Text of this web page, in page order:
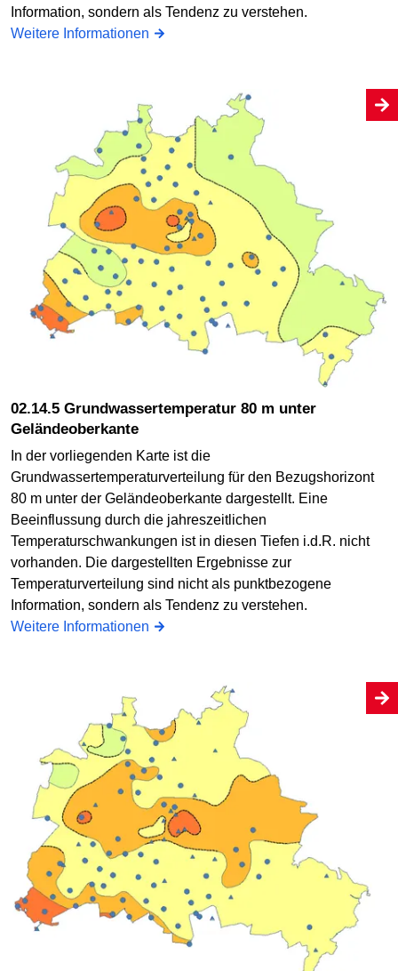
Information, sondern als Tendenz zu verstehen.
Weitere Informationen
02.14.5 Grundwassertemperatur 80 m unter
Geländeoberkante
In der vorliegenden Karte ist die
Grundwassertemperaturverteilung für den Bezugshorizont
80 m unter der Geländeoberkante dargestellt. Eine
Beeinflussung durch die jahreszeitlichen
Temperaturschwankungen ist in diesen Tiefen i.d.R. nicht
vorhanden. Die dargestellten Ergebnisse zur
Temperaturverteilung sind nicht als punktbezogene
Information, sondern als Tendenz zu verstehen.
Weitere Informationen